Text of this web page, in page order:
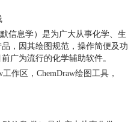
信息学）是为广大从事化学、生
，因其绘图规范，操作简便及功
广为流行的化学辅助软件。
工作区 ， ChemDraw绘图工具 ，